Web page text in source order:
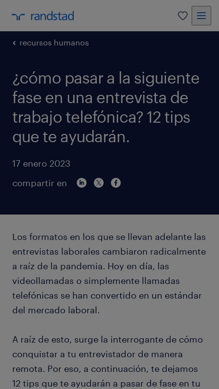
0
recursos humanos
¿cómo pasar a la siguiente
fase en una entrevista de
trabajo telefónica? 12 tips
que te ayudarán.
17 enero 2023
compartir en
Los formatos en los que se llevan adelante las
entrevistas laborales cambiaron radicalmente
a raíz de la pandemia. Hoy en día, las
videollamadas o simplemente llamadas
telefónicas se han convertido en un estándar
del mercado laboral.
A raíz de esto, surge la interrogante de cómo
conquistar a tu entrevistador de manera
remota. Por eso, a continuación, te dejamos
12 tips que te ayudarán a pasar de fase en tu